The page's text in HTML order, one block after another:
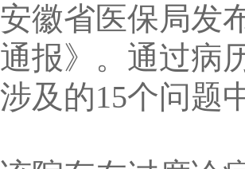
徽省医保局发
报》。通过病
及的15个问题